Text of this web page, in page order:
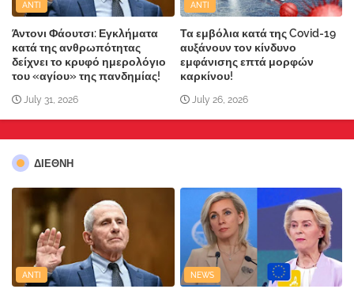
ANTI
Άντονι Φάουτσι: Εγκλήματα
κατά της ανθρωπότητας
δείχνει το κρυφό ημερολόγιο
του «αγίου» της πανδημίας!
July 31, 2026
ANTI
Τα εμβόλια κατά της Covid-19
αυξάνουν τον κίνδυνο
εμφάνισης επτά μορφών
καρκίνου!
July 26, 2026
ΔΙΕΘΝΗ
ANTI NEWS